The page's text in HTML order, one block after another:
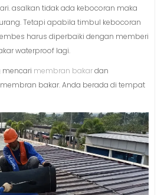
asalkan tidak ada kebocoran maka
Tetapi apabila timbul kebocoran
harus diperbaiki dengan memberi
waterproof lagi.
mencari membran bakardan
bakar. Anda berada di tempat